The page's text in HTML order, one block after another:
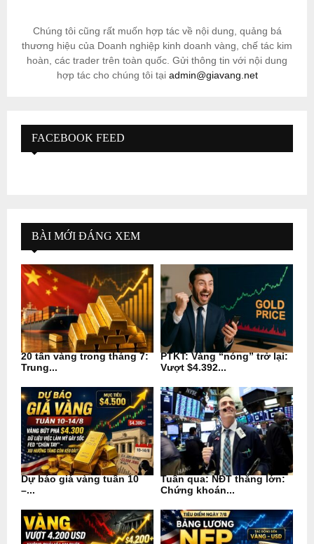
Chúng tôi cũng rất muốn hợp tác về nội dung, quảng bá
thương hiệu của Doanh nghiệp kinh doanh vàng, chế tác kim
hoàn, các trader trên toàn quốc. Gửi thông tin với nội dung
hợp tác cho chúng tôi tại admin@giavang.net
FACEBOOK FEED
BÀI MỚI ĐÁNG XEM
20 tấn vàng trong tháng 7:
Trung...
PTKT: Vàng “nóng” trở lại:
Vượt $4.392...
Dự báo giá vàng tuần 10
–...
Tuần qua: NĐT thắng lớn:
Chứng khoán...